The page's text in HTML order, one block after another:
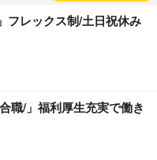
フレックス制/土日祝休み
職/」福利厚生充実で働き